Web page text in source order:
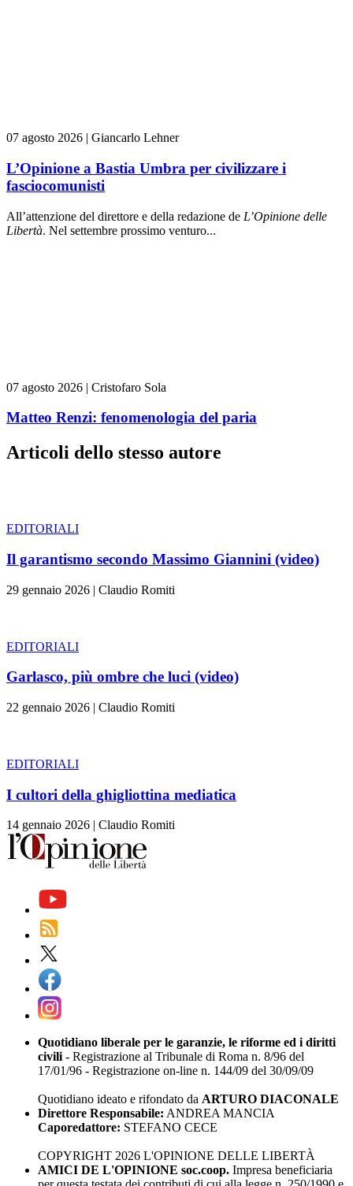
07 agosto 2026 | Giancarlo Lehner
L’Opinione a Bastia Umbra per civilizzare i
fasciocomunisti
All’attenzione del direttore e della redazione de L’Opinione delle
Libertà. Nel settembre prossimo venturo...
07 agosto 2026 | Cristofaro Sola
Matteo Renzi: fenomenologia del paria
Articoli dello stesso autore
EDITORIALI
Il garantismo secondo Massimo Giannini (video)
29 gennaio 2026 | Claudio Romiti
EDITORIALI
Garlasco, più ombre che luci (video)
22 gennaio 2026 | Claudio Romiti
EDITORIALI
I cultori della ghigliottina mediatica
14 gennaio 2026 | Claudio Romiti
Quotidiano liberale per le garanzie, le riforme ed i diritti
civili- Registrazione al Tribunale di Roma n. 8/96 del
17/01/96 - Registrazione on-line n. 144/09 del 30/09/09
Quotidiano ideato e rifondato da ARTURO DIACONALE
Direttore Responsabile: ANDREA MANCIA
Caporedattore: STEFANO CECE
COPYRIGHT 2026 L'OPINIONE DELLE LIBERTÀ
AMICI DE L'OPINIONE soc.coop. Impresa beneficiaria